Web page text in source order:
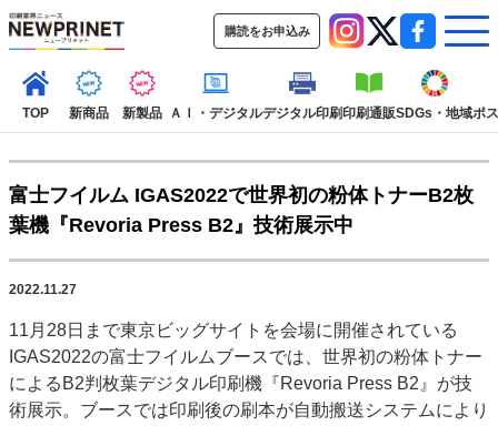
購読をお申込み
TOP 新商品 新製品 ＡＩ・デジタルデジタル印刷印刷通販SDGs・地域ポ
インデックス
新商品 新製品 ＡＩ・デジタル デジタル印刷
印刷通販
SDGs・地域
ポストプレス ビジネス イベント 信用情報
業界
市場・統計
人事・移転・異動・訃報
富士フイルム IGAS2022で世界初の粉体トナーB2枚
葉機『Revoria Press B2』技術展示中
2022.11.27
11月28日まで東京ビッグサイトを会場に開催されている
IGAS2022の富士フイルムブースでは、世界初の粉体トナー
によるB2判枚葉デジタル印刷機『Revoria Press B2』が技
術展示。ブースでは印刷後の刷本が自動搬送システムにより